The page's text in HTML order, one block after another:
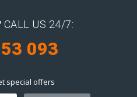
CALL US 24/7:
093
special offers